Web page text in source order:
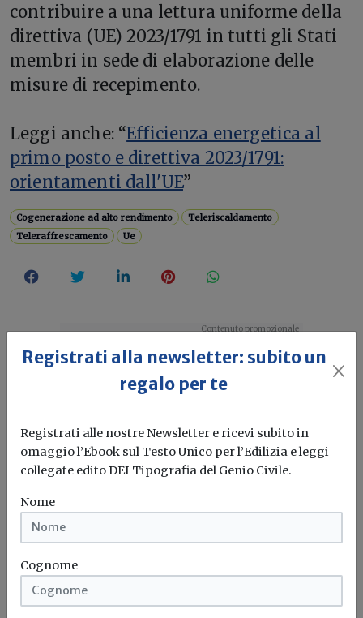
contribuire a una lettura uniforme della
direttiva (UE) 2023/1791 in tutti gli Stati
membri in sede di elaborazione delle
misure di recepimento.
Leggi anche: “Efficienza energetica al
primo posto e direttiva 2023/1791:
orientamenti dall'UE”
Cogenerazione ad alto rendimento
Teleriscaldamento
Teleraffrescamento
Ue
Idrogeno verde, una soluzione per
l'energia del futuro. Ma oggi è ancora
Registrati alla newsletter: subito un
regalo per te
Registrati alle nostre Newsletter e ricevi subito in
omaggio l’Ebook sul Testo Unico per l’Edilizia e leggi
collegate edito DEI Tipografia del Genio Civile.
Nome
Cognome